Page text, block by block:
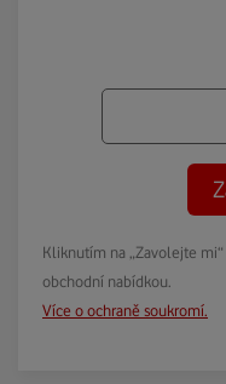
Kliknutím na „Zavolejte
obchodní nabídkou.
Více o ochraně soukromí.